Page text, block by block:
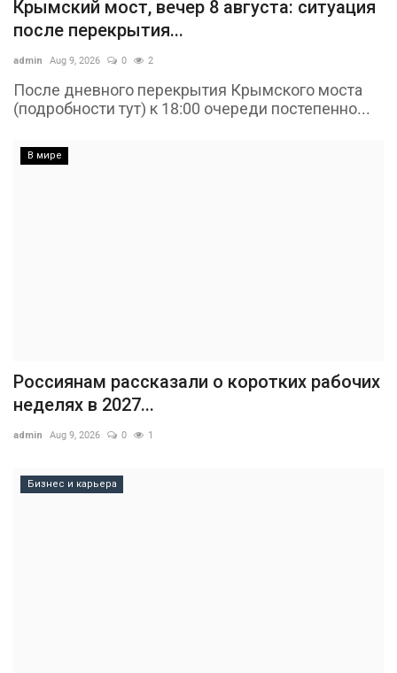
Крымский мост, вечер 8 августа: ситуация
после перекрытия...
admin Aug 9, 2026 0 2
После дневного перекрытия Крымского моста
(подробности тут) к 18:00 очереди постепенно...
В мире
Россиянам рассказали о коротких рабочих
неделях в 2027...
admin Aug 9, 2026 0 1
Бизнес и карьера